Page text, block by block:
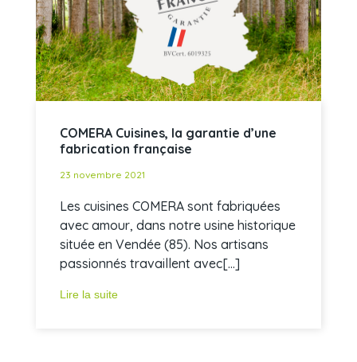
COMERA Cuisines, la garantie d’une
fabrication française
23 novembre 2021
Les cuisines COMERA sont fabriquées
avec amour, dans notre usine historique
située en Vendée (85). Nos artisans
passionnés travaillent avec[...]
Lire la suite